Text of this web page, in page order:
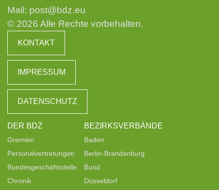
Mail: post@bdz.eu
© 2026 Alle Rechte vorbehalten.
KONTAKT
IMPRESSUM
DATENSCHUTZ
DER BDZ
Gremien
Personalvertretungen
Bundesgeschäftsstelle
Chronik
BEZIRKSVERBÄNDE
Baden
Berlin-Brandenburg
Bund
Düsseldorf